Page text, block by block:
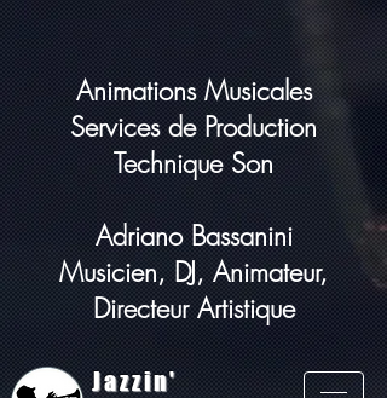
Animations Musicales
Services de Production
Technique Son
Adriano Bassanini
Musicien, DJ, Animateur,
Directeur Artistique
Jazzin'